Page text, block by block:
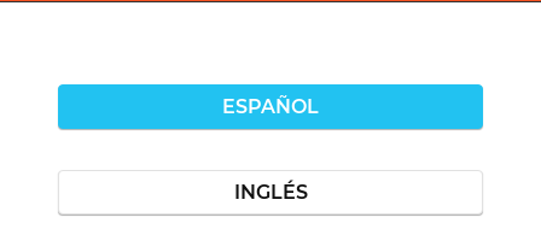
ESPAÑOL
INGLÉS